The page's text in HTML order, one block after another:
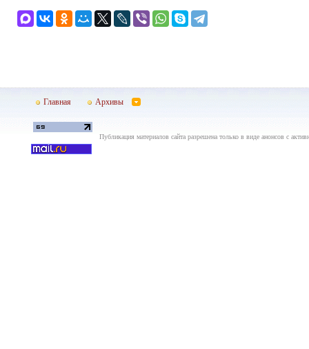
Главная Архивы
Публикация материалов сайта разрешена только в виде анонсов с